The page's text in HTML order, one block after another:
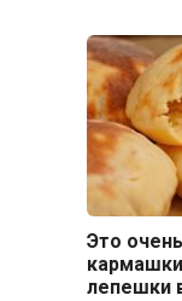
Это
лепешки